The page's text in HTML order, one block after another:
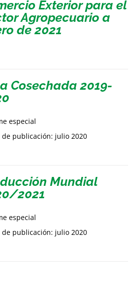
Exterior para el
Agropecuario a
de 2021
Cosechada 2019-
especial
de publicación: julio 2020
Mundial
2021
especial
de publicación: julio 2020